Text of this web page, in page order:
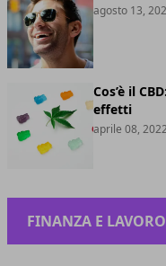
agosto 13,
Cos’è il
effetti
aprile 08, 2022
FINANZA E LAVORO